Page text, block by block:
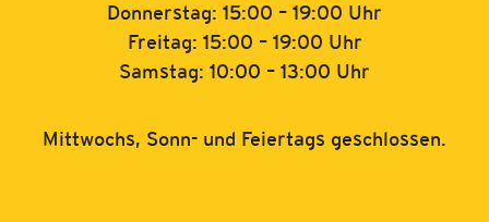
Donnerstag: 15:00 – 19:00 Uhr
Freitag: 15:00 – 19:00 Uhr
Samstag: 10:00 – 13:00 Uhr
Mittwochs, Sonn- und Feiertags geschlossen.